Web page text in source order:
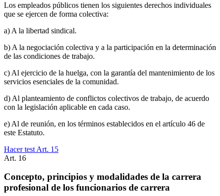
Los empleados públicos tienen los siguientes derechos individuales
que se ejercen de forma colectiva:
a) A la libertad sindical.
b) A la negociación colectiva y a la participación en la determinación
de las condiciones de trabajo.
c) Al ejercicio de la huelga, con la garantía del mantenimiento de los
servicios esenciales de la comunidad.
d) Al planteamiento de conflictos colectivos de trabajo, de acuerdo
con la legislación aplicable en cada caso.
e) Al de reunión, en los términos establecidos en el artículo 46 de
este Estatuto.
Hacer test Art. 15
Art. 16
Concepto, principios y modalidades de la carrera
profesional de los funcionarios de carrera